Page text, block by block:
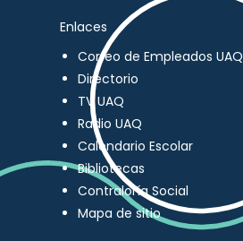
Enlaces
Correo de Empleados UAQ
Directorio
TV UAQ
Radio UAQ
Calendario Escolar
Bibliotecas
Contraloría Social
Mapa de sitio